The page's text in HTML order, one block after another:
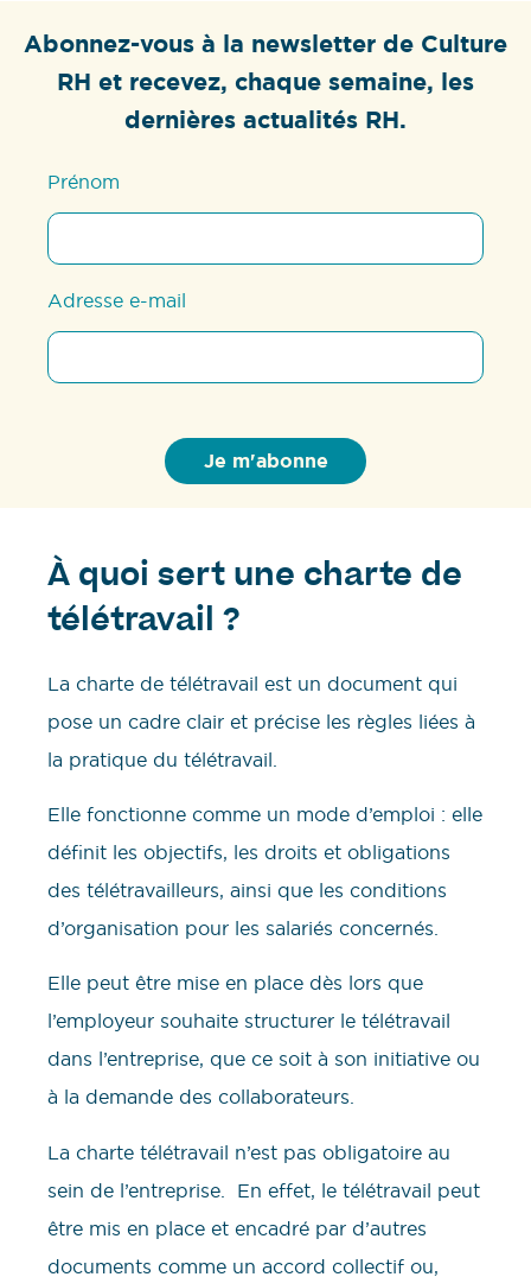
Abonnez-vous à la newsletter de Culture
RH et recevez, chaque semaine, les
dernières actualités RH.
Prénom
Adresse e-mail
À quoi sert une charte de
télétravail ?
La charte de télétravail est un document qui
pose un cadre clair et précise les règles liées à
la pratique du télétravail.
Elle fonctionne comme un mode d’emploi : elle
définit les objectifs, les droits et obligations
des télétravailleurs, ainsi que les conditions
d’organisation pour les salariés concernés.
Elle peut être mise en place dès lors que
l’employeur souhaite structurer le télétravail
dans l’entreprise, que ce soit à son initiative ou
à la demande des collaborateurs.
La charte télétravail n’est pas obligatoire au
sein de l’entreprise. En effet, le télétravail peut
être mis en place et encadré par d’autres
documents comme un accord collectif ou,